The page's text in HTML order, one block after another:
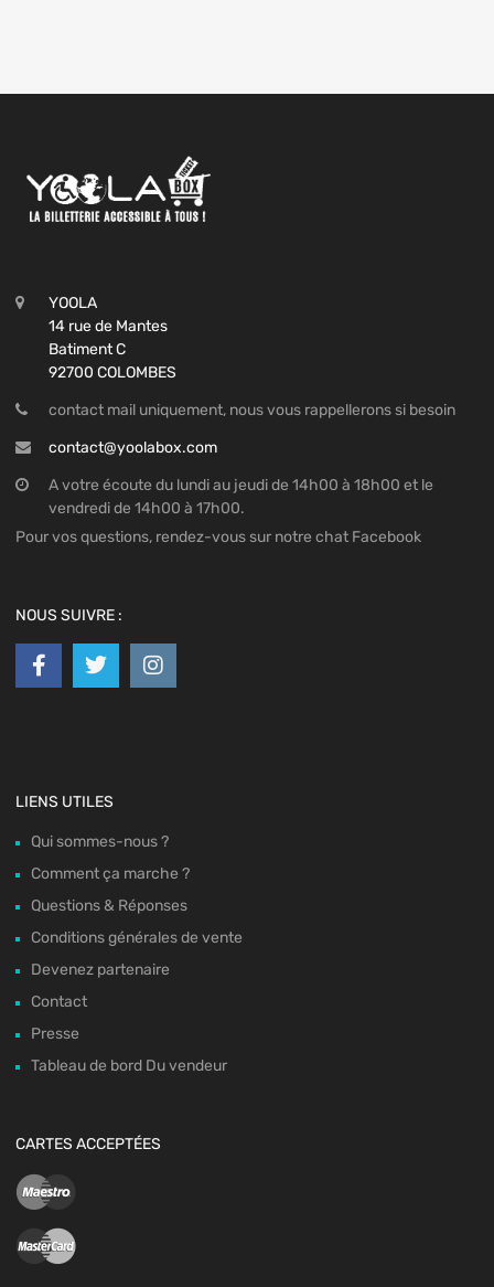
YOOLA
14 rue de Mantes
Batiment C
92700 COLOMBES
contact mail uniquement, nous vous rappellerons si besoin
contact@yoolabox.com
A votre écoute du lundi au jeudi de 14h00 à 18h00 et le
vendredi de 14h00 à 17h00.
Pour vos questions, rendez-vous sur notre chat Facebook
NOUS SUIVRE :
LIENS UTILES
Qui sommes-nous ?
Comment ça marche ?
Questions & Réponses
Conditions générales de vente
Devenez partenaire
Contact
Presse
Tableau de bord Du vendeur
CARTES ACCEPTÉES